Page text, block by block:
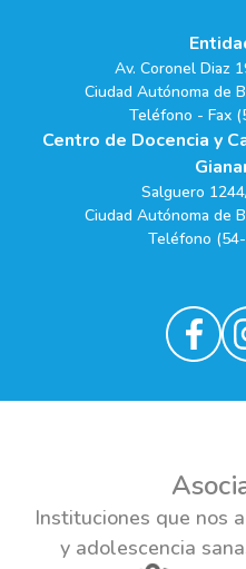
Av. Coronel Diaz
Ciudad Autónoma de
Teléfono - Fax
Centro de Docencia y
Salguero
Ciudad Autónoma de
Teléfono
Instituciones que nos
y adolescencia